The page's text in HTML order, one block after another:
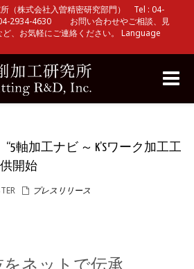
（株式会社入曽精密研究部門） Tel : 04-
2934-4630 お問い合わせやご相談、見
、お気軽にご連絡ください。 Language
Toggle
軸加工ナビ ～ K’Sワーク加工工
開始
プレスリリース
ネットで伝承